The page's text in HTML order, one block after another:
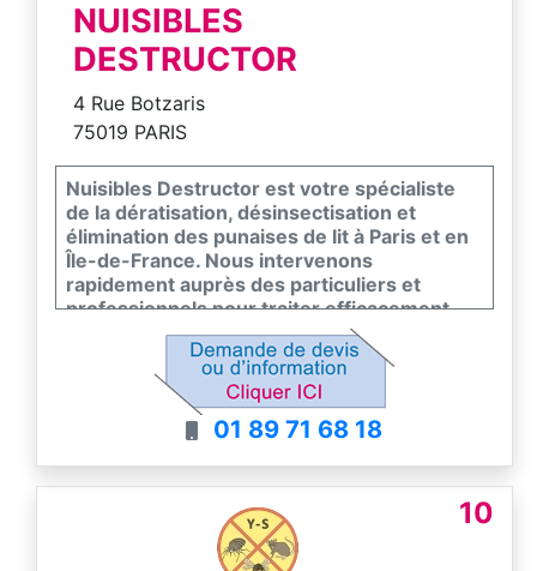
NUISIBLES
DESTRUCTOR
4 Rue Botzaris
75019 PARIS
Nuisibles Destructor est votre spécialiste
de la dératisation, désinsectisation et
élimination des punaises de lit à Paris et en
Île-de-France. Nous intervenons
rapidement auprès des particuliers et
professionnels pour traiter efficacement
tous types de nuisibles : rats, souris,
punaises de lit, cafards, guêpes et autres
parasites. Grâce à des méthodes
écologiques, durables et adaptées, notre
équipe expérimentée garantit une
personnalisé afin d’éviter toute récidive.
Disponible 7j/7 et 24h/24, nous vous
01 89 71 68 18
10